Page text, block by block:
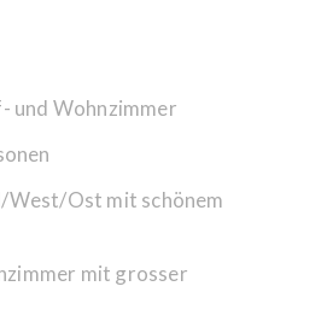
und Wohnzimmer
West/Ost mit schönem
mit grosser